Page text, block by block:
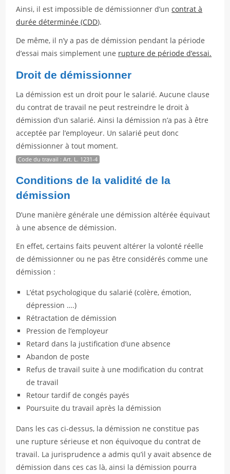
Ainsi, il est impossible de démissionner d’uncontrat à
durée déterminée (CDD).
De même, il n’y a pas de démission pendant la période
d’essai mais simplement une rupture de période d’essai.
Droit de démissionner
La démission est un droit pour le salarié. Aucune clause
du contrat de travail ne peut restreindre le droit à
démission d’un salarié. Ainsi la démission n’a pas à être
acceptée par l’employeur. Un salarié peut donc
démissionner à tout moment.
Code du travail : Art. L. 1231-4
Conditions de la validité de la
démission
D’une manière générale une démission altérée équivaut
à une absence de démission.
En effet, certains faits peuvent altérer la volonté réelle
de démissionner ou ne pas être considérés comme une
démission :
L’état psychologique du salarié (colère, émotion,
dépression ….)
Rétractation de démission
Pression de l’employeur
Retard dans la justification d’une absence
Abandon de poste
Refus de travail suite à une modification du contrat
de travail
Retour tardif de congés payés
Poursuite du travail après la démission
Dans les cas ci-dessus, la démission ne constitue pas
une rupture sérieuse et non équivoque du contrat de
travail. La jurisprudence a admis qu’il y avait absence de
démission dans ces cas là, ainsi la démission pourra